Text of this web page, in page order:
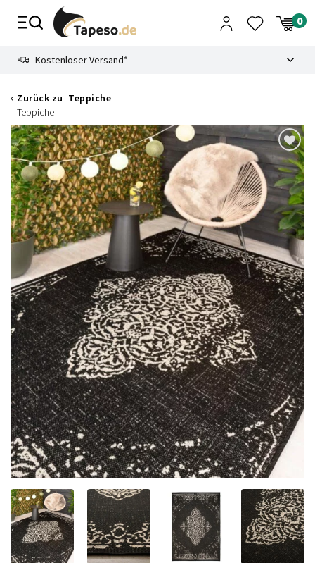
Zusammenbruch
Kostenloser Versand*
Zurück zu Teppiche
Teppiche